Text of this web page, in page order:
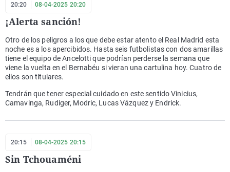
20:20 08-04-2025 20:20
¡Alerta sanción!
Otro de los peligros a los que debe estar atento el Real Madrid esta
noche es a los apercibidos. Hasta seis futbolistas con dos amarillas
tiene el equipo de Ancelotti que podrían perderse la semana que
viene la vuelta en el Bernabéu si vieran una cartulina hoy. Cuatro de
ellos son titulares.
Tendrán que tener especial cuidado en este sentido Vinicius,
Camavinga, Rudiger, Modric, Lucas Vázquez y Endrick.
20:15 08-04-2025 20:15
Sin Tchouaméni